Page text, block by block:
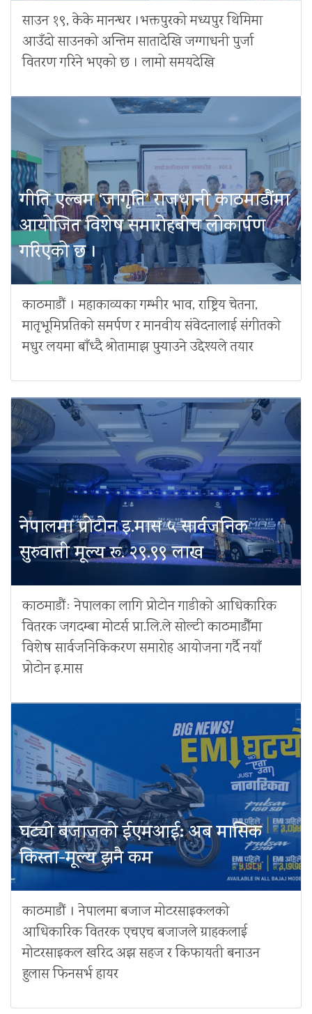
साउन १९, केके मानन्धर ।भक्तपुरको मध्यपुर थिमिमा
आउँदो साउनको अन्तिम सातादेखि जग्गाधनी पुर्जा
वितरण गरिने भएको छ । लामो समयदेखि
गीति एल्बम ‘जागृति’ राजधानी काठमाडौंमा
आयोजित विशेष समारोहबीच लोकार्पण
गरिएको छ ।
काठमाडौं । महाकाव्यका गम्भीर भाव, राष्ट्रिय चेतना,
मातृभूमिप्रतिको समर्पण र मानवीय संवेदनालाई संगीतको
मधुर लयमा बाँध्दै श्रोतामाझ पुर्‍याउने उद्देश्यले तयार
नेपालमा प्रोटोन इ.मास ५ सार्वजनिक
सुरुवाती मूल्य रू. २९.९९ लाख
काठमाडौंः नेपालका लागि प्रोटोन गाडीको आधिकारिक
वितरक जगदम्बा मोटर्स प्रा.लि.ले सोल्टी काठमाडौँमा
विशेष सार्वजनिकिकरण समारोह आयोजना गर्दै नयाँ
प्रोटोन इ.मास
घट्यो बजाजको ईएमआई: अब मासिक
किस्ता-मूल्य झनै कम
काठमाडौं । नेपालमा बजाज मोटरसाइकलको
आधिकारिक वितरक एचएच बजाजले ग्राहकलाई
मोटरसाइकल खरिद अझ सहज र किफायती बनाउन
हुलास फिनसर्भ हायर